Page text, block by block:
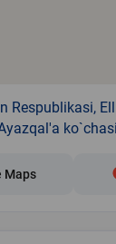
Respublikasi,
Maps